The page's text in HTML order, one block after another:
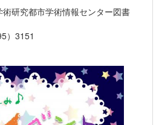
研究都市学術情報センター図書
3151